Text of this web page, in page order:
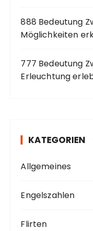
888 Bedeutung
Möglichkeiten
777 Bedeutung
Erleuchtung
KATEGORIEN
Allgemeines
Engelszahlen
Flirten